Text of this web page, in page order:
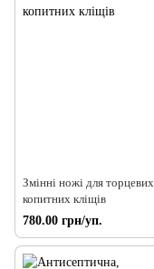
Змінні ножі для торцевих
копитних кліщів
780.00 грн/уп.